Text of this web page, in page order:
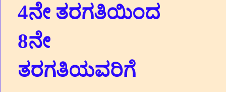
4ನೇ ತರಗತಿಯಿಂದ
8ನೇ
ತರಗತಿಯವರಿಗೆ